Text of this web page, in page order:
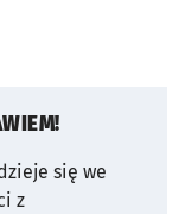
się we
z